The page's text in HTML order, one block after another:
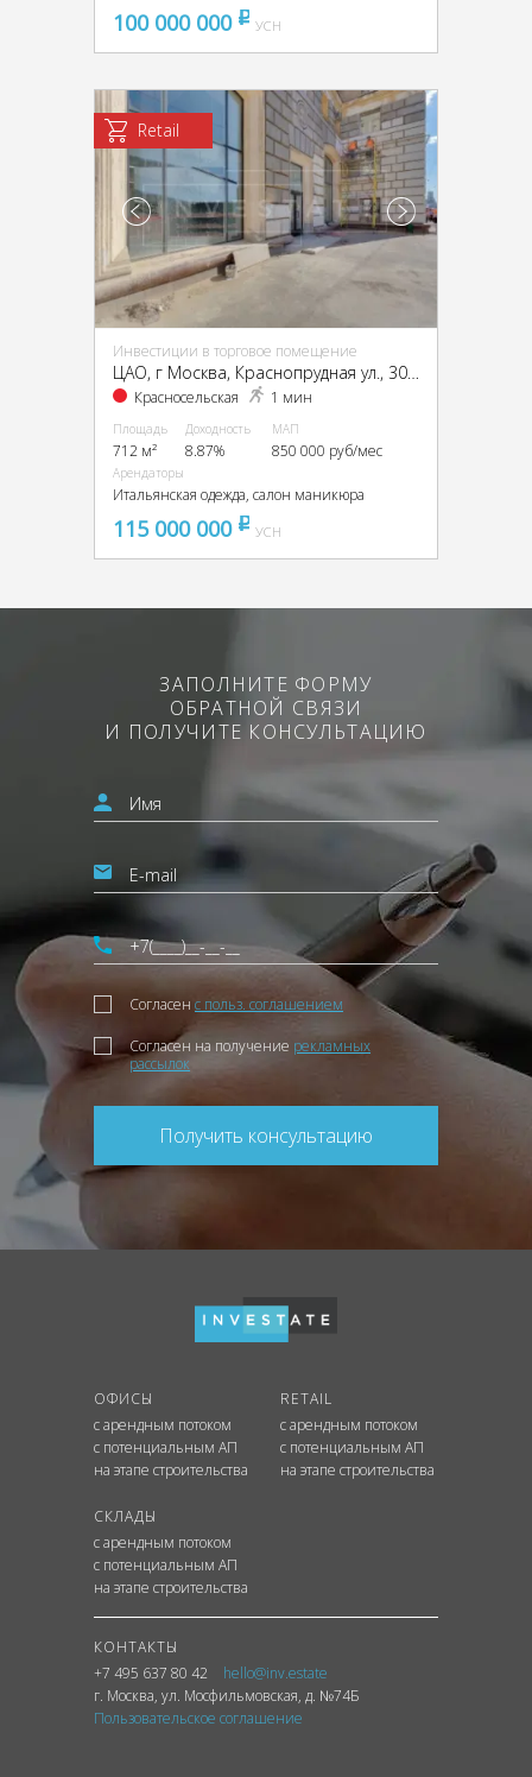
100 000 000 pуб
УСН
Retail
Инвестиции в торговое помещение
ЦАО, г Москва, Краснопрудная ул., 30-34, стр. 1
Красносельская 1 мин
Площадь
712 м²
Доходность
8.87%
МАП
850 000 руб/мес
Арендаторы
Итальянская одежда, салон маникюра
115 000 000 pуб
УСН
ЗАПОЛНИТЕ ФОРМУ
ОБРАТНОЙ СВЯЗИ
И ПОЛУЧИТЕ КОНСУЛЬТАЦИЮ
Согласен с польз. соглашением
Согласен на получение рекламных
рассылок
Получить консультацию
ОФИСЫ
с арендным потоком
с потенциальным АП
на этапе строительства
RETAIL
с арендным потоком
с потенциальным АП
на этапе строительства
СКЛАДЫ
с арендным потоком
с потенциальным АП
на этапе строительства
КОНТАКТЫ
+7 495 637 80 42
hello@inv.estate
г. Москва, ул. Мосфильмовская, д. №74Б
Пользовательское соглашение